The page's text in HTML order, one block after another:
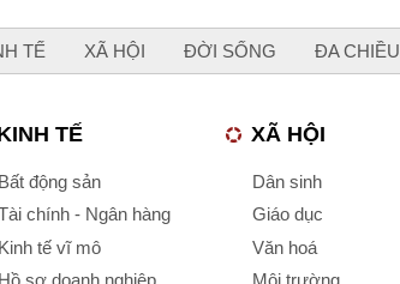
TẾ XÃ HỘI ĐỜI SỐNG ĐA CHIỀU
TẾ
Bất động sản
chính - Ngân hàng
Kinh tế vĩ mô
Hồ sơ doanh nghiệp
XÃ HỘI
Dân sinh
Giáo dục
Văn hoá
Môi trường